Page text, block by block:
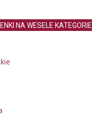
NA WESELE KATEGORIE